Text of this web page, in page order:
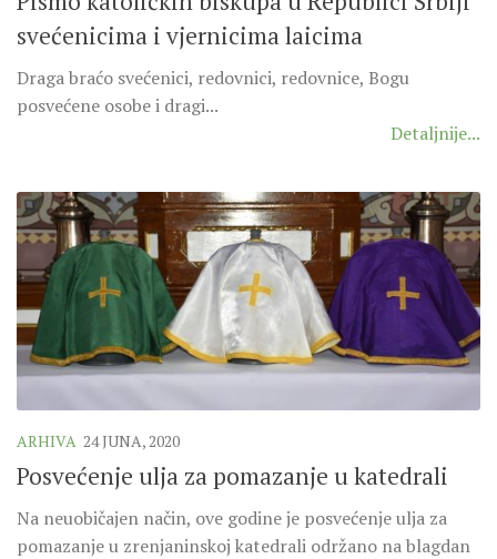
svećenicima i vjernicima laicima
Draga braćo svećenici, redovnici, redovnice, Bogu
posvećene osobe i dragi...
Detaljnije...
ARHIVA 24 JUNA, 2020
Posvećenje ulja za pomazanje u katedrali
Na neuobičajen način, ove godine je posvećenje ulja za
pomazanje u zrenjaninskoj katedrali održano na blagdan